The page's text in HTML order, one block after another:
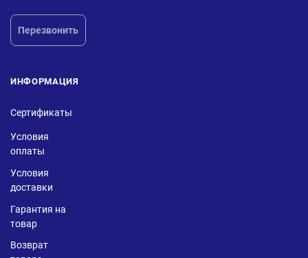
Перезвонить
ИНФОРМАЦИЯ
Сертификаты
Условия
оплаты
Условия
доставки
Гарантия на
товар
Возврат